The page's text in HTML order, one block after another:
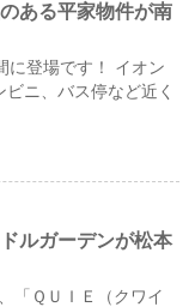
ある平家物件が南
に登場です！ イオン
ニ、バス停など近く
ルガーデンが松本
「ＱＵＩＥ（クワイ